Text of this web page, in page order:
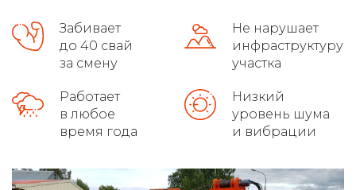
распушовка свай для монолитных плит
осуществляет доставку
Забивает
до 40 свай
за смену
Не нарушает
инфраструктуру
участка
Работает
в любое
время года
Низкий
уровень шума
и вибрации